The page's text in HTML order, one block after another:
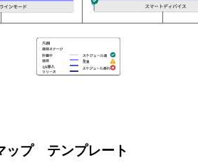
ップ テンプレート